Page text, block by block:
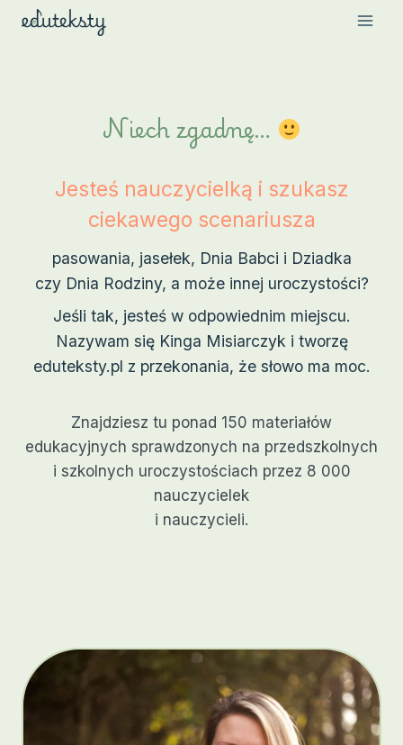
Przejdź
Niech zgadnę…
Jesteś nauczycielką i szukasz
ciekawego scenariusza
pasowania, jasełek, Dnia Babci i Dziadka
czy Dnia Rodziny, a może innej uroczystości?
Jeśli tak, jesteś w odpowiednim miejscu.
Nazywam się Kinga Misiarczyk i tworzę
eduteksty.pl z przekonania, że słowo ma moc.
Znajdziesz tu ponad 150 materiałów
edukacyjnych sprawdzonych na przedszkolnych
i szkolnych uroczystościach przez 8 000
nauczycielek
i nauczycieli.